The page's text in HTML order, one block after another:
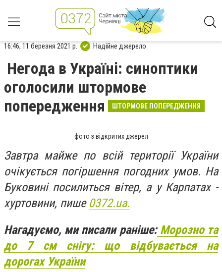
16:46, 11 березня 2021 р. Надійне джерело
Негода в Україні: синоптики
оголосили штормове
попередження
ШТОРМОВЕ ПОПЕРЕДЖЕННЯ
фото з відкритих джерел
Завтра майже по всій території України
очікується погіршення погодних умов. На
Буковині посилиться вітер, а у Карпатах -
хуртовини, пише 0372.ua.
Нагадуємо, ми писали раніше:Морозно та
до 7 см снігу: що відбувається на
дорогах України